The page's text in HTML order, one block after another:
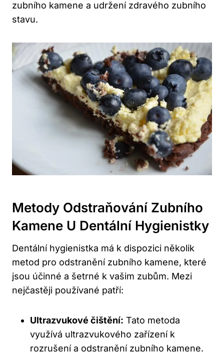
zubního kamene a udržení zdravého zubního
stavu.
Metody Odstraňování Zubního
Kamene U Dentální Hygienistky
Dentální hygienistka má k dispozici několik
metod pro odstranění zubního kamene, které
jsou účinné a šetrné k vašim zubům. Mezi
nejčastěji používané patří:
Ultrazvukové čištění: Tato metoda
využívá ultrazvukového zařízení k
rozrušení a odstranění zubního kamene.